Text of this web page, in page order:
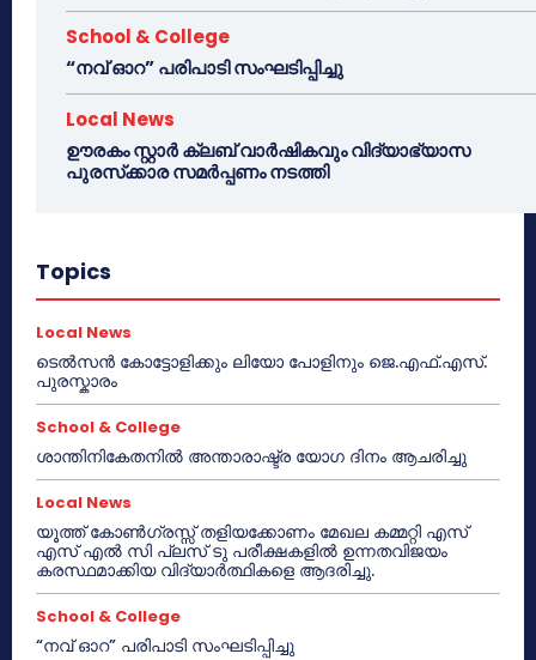
School & College
“നവ് ഓറ” പരിപാടി സംഘടിപ്പിച്ചു
Local News
ഊരകം സ്റ്റാർ ക്ലബ് വാർഷികവും വിദ്യാഭ്യാസ
പുരസ്‌ക്കാര സമർപ്പണം നടത്തി
Topics
Local News
ടെൽസൻ കോട്ടോളിക്കും ലിയോ പോളിനും ജെ.എഫ്.എസ്.
പുരസ്കാരം
School & College
ശാന്തിനികേതനിൽ അന്താരാഷ്ട്ര യോഗ ദിനം ആചരിച്ചു
Local News
യൂത്ത് കോൺഗ്രസ്സ് തളിയക്കോണം മേഖല കമ്മറ്റി എസ്
എസ് എൽ സി പ്ലസ് ടു പരീക്ഷകളിൽ ഉന്നതവിജയം
കരസ്ഥമാക്കിയ വിദ്യാർത്ഥികളെ ആദരിച്ചു.
School & College
“നവ് ഓറ” പരിപാടി സംഘടിപ്പിച്ചു